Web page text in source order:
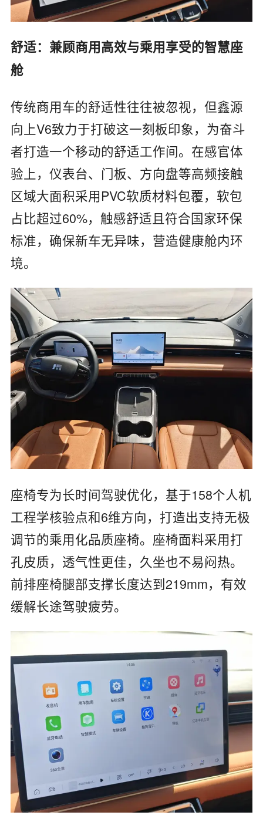
‌舒适：兼顾商用高效与乘用享受的智慧座
舱‌
传统商用车的舒适性往往被忽视，但鑫源
向上V6致力于打破这一刻板印象，为奋斗
者打造一个移动的舒适工作间。在‌感官体
验‌上，仪表台、门板、方向盘等高频接触
区域大面积采用‌PVC软质材料包覆‌，‌软包
占比超过60%‌，触感舒适且符合国家环保
标准，确保新车无异味，营造健康舱内环
境。
‌座椅‌专为长时间驾驶优化，基于‌158个人机
工程学核验点和6维方向‌，打造出支持‌无极
调节‌的乘用化品质座椅。座椅面料采用‌打
孔皮质‌，透气性更佳，久坐也不易闷热。‌
前排座椅腿部支撑长度达到219mm‌，有效
缓解长途驾驶疲劳。